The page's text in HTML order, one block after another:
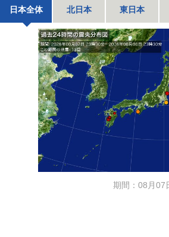
日本全体 北日本 東日本
期間：08月07